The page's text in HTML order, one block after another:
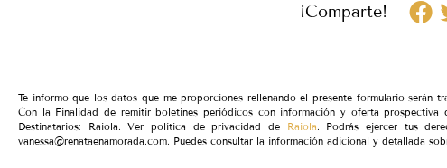
¡Comparte!
Te informo que los datos que me proporciones rellenando el presente formulario serán
Con la Finalidad de remitir boletines periódicos con información y oferta prospectiva
Destinatarios: Raiola. Ver política de privacidad de
Raiola. Podrás ejercer tus
vanessa@renataenamorada.com. Puedes consultar la información adicional y detallada